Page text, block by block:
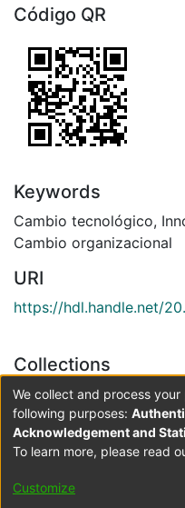
Código QR
Keywords
Cambio tecnológico,
Cambio organizacional
URI
https://hdl.handle.net/
Collections
Administración de
Full item page
Cookie
We collect and process
following purposes:
Acknowledgement and
To learn more, please read
Customize